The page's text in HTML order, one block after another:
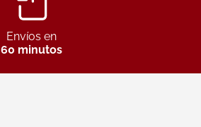
Envíos en
60 minutos